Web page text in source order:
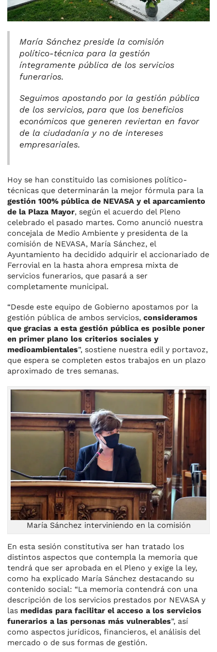
María Sánchez preside la comisión
político-técnica para la gestión
íntegramente pública de los servicios
funerarios.
Seguimos apostando por la gestión pública
de los servicios, para que los beneficios
económicos que generen reviertan en favor
de la ciudadanía y no de intereses
empresariales.
Hoy se han constituido las comisiones político-
técnicas que determinarán la mejor fórmula para la
gestión 100% pública de NEVASA y el aparcamiento
de la Plaza Mayor, según el acuerdo del Pleno
celebrado el pasado martes. Como anunció nuestra
concejala de Medio Ambiente y presidenta de la
comisión de NEVASA, María Sánchez, el
Ayuntamiento ha decidido adquirir el accionariado de
Ferrovial en la hasta ahora empresa mixta de
servicios funerarios, que pasará a ser
completamente municipal.
“Desde este equipo de Gobierno apostamos por la
gestión pública de ambos servicios, consideramos
que gracias a esta gestión pública es posible poner
en primer plano los criterios sociales y
medioambientales”, sostiene nuestra edil y portavoz,
que espera se completen estos trabajos en un plazo
aproximado de tres semanas.
María Sánchez interviniendo en la comisión
En esta sesión constitutiva ser han tratado los
distintos aspectos que contempla la memoria que
tendrá que ser aprobada en el Pleno y exige la ley,
como ha explicado María Sánchez destacando su
contenido social: “La memoria contendrá con una
descripción de los servicios prestados por NEVASA y
las medidas para facilitar el acceso a los servicios
funerarios a las personas más vulnerables”, así
como aspectos jurídicos, financieros, el análisis del
mercado o de sus formas de gestión.